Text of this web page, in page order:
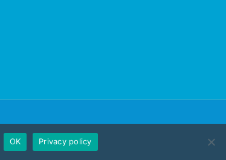
OK Privacy policy